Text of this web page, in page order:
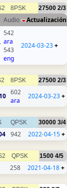
8PSK 27500 2/3
Audio Actualización
542
ara
543
eng
2024-03-23+
8PSK 27500 2/3
602
ara
2024-03-23+
QPSK 30000 3/4
942 2022-04-15+
QPSK 1500 4/5
258 2021-04-18+